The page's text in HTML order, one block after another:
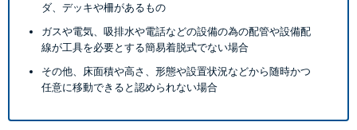
ダ、デッキや柵があるもの
ガスや電気、吸排水や電話などの設備の為の配管や設備配
線が工具を必要とする簡易着脱式でない場合
その他、床面積や高さ、形態や設置状況などから随時かつ
任意に移動できると認められない場合